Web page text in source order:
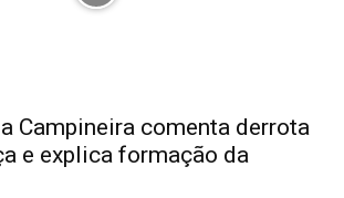
Campineira comenta derrota
e explica formação da